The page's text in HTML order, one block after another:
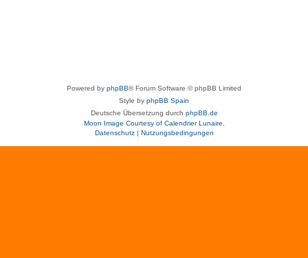
Powered by phpBB® Forum Software © phpBB Limited
Style by phpBB Spain
Deutsche Übersetzung durch phpBB.de
Moon Image Courtesy of Calendrier Lunaire.
Datenschutz| Nutzungsbedingungen